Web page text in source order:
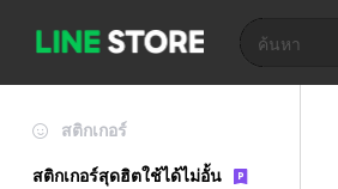
สติกเกอร์
สติกเกอร์สุดฮิตใช้ได้ไม่อั้น